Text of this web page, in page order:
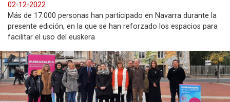
02-12-2022
Más de 17.000 personas han participado en Navarra durante la
presente edición, en la que se han reforzado los espacios para
facilitar el uso del euskera